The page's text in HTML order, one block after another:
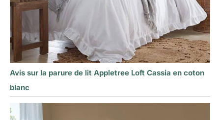
Avis sur la parure de lit Appletree Loft Cassia en coton
blanc